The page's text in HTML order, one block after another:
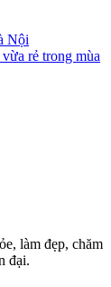
Nội
rẻ trong mùa
làm đẹp, chăm
đại.